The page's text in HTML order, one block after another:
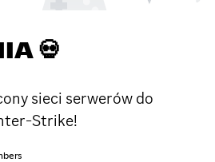
💀
sieci serwerów do
Strike!